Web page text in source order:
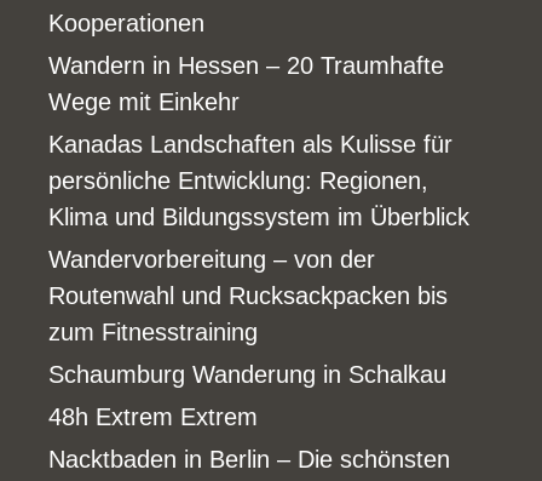
Kooperationen
Wandern in Hessen – 20 Traumhafte
Wege mit Einkehr
Kanadas Landschaften als Kulisse für
persönliche Entwicklung: Regionen,
Klima und Bildungssystem im Überblick
Wandervorbereitung – von der
Routenwahl und Rucksackpacken bis
zum Fitnesstraining
Schaumburg Wanderung in Schalkau
48h Extrem Extrem
Nacktbaden in Berlin – Die schönsten